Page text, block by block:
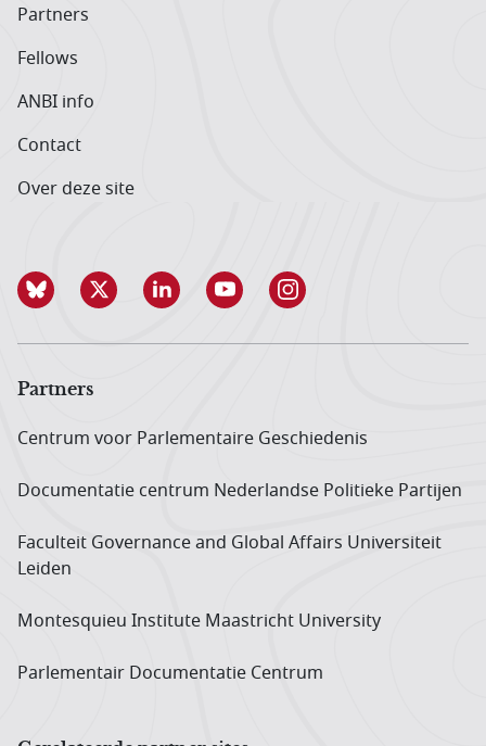
Partners
Fellows
ANBI info
Contact
Over deze site
Partners
Centrum voor Parlementaire Geschiedenis
Documentatie centrum Neder­landse Politieke Partijen
Faculteit Governance and Global Affairs Universiteit
Leiden
Montesquieu Institute Maastricht University
Parlementair Documentatie Centrum